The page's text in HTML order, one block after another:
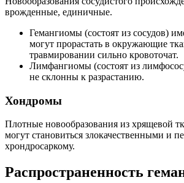
врожденные, единичные.
Гемангиомы (состоят из сосудов)
могут прорастать в окружающие
травмировании сильно кровоточат.
Лимфангиомы (состоят из
не склонны к разрастанию.
Хондромы
Плотные новообразования из хрящевой
могут становиться злокачественными и
хрондросаркому.
Распространенность